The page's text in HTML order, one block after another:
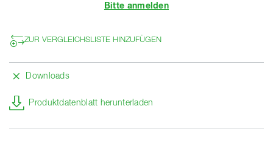
Bitte anmelden
ZUR VERGLEICHSLISTE HINZUFÜGEN
Downloads
Produktdatenblatt herunterladen